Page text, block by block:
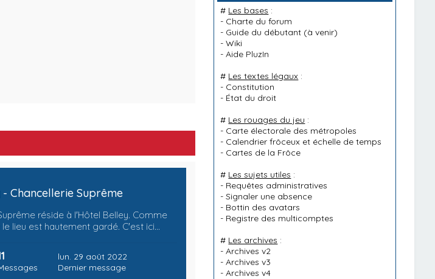
Chancellerie Suprême
réside à l'Hôtel Belley. Comme
lieu est hautement gardé. C'est ici…
lun. 29 août 2022
Dernier message
# Les bases :
- Charte du forum
- Guide du débutant (à venir)
-Wiki
-Aide PluzIn
# Les textes légaux :
- Constitution
- État du droit
# Les rouages du jeu :
- Carte électorale des métropoles
- Calendrier frôceux et échelle de temps
- Cartes de la Frôce
# Les sujets utiles :
- Requêtes administratives
-Signaler une absence
- Bottin des avatars
- Registre des multicomptes
# Les archives :
-Archives v2
-Archives v3
-Archives v4